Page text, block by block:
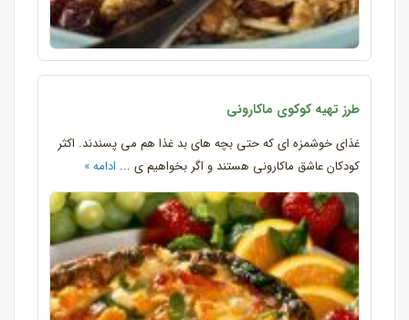
طرز تهیه کوکوی ماکارونی
غذای خوشمزه ای که حتی بچه های بد غذا هم می پسندند. اکثر
کودکان عاشق ماکارونی هستند و اگر بخواهیم ی ... ادامه »